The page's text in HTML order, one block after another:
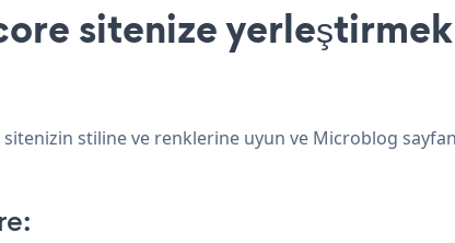
sitenize
stiline ve renklerine uyun ve Microblog